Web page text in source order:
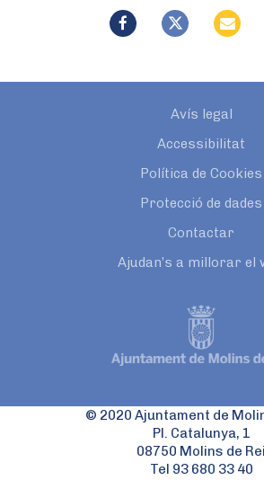
Avís legal
Accessibilitat
Política de Cookies
Protecció de dades
Contactar
Ajudan’s a millorar el
© 2020 Ajuntament de
Pl. Catalunya, 1
08750 Molins de Rei
Tel 93 680 33 40